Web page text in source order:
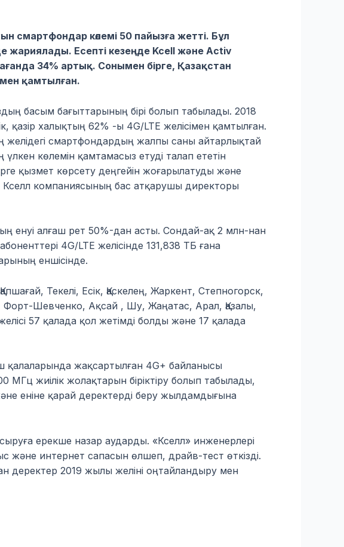
смартфондар көлемі 50 пайызға жетті. Бұл
жариялады. Есепті кезеңде Kcell және Activ
34% артық. Сонымен бірге, Қазақстан
қамтылған.
басым бағыттарының бірі болып табылады. 2018
қазір халықтың 62% -ы 4G/LTE желісімен қамтылған.
желідегі смартфондардың жалпы саны айтарлықтай
көлемін қамтамасыз етуді талап ететін
қызмет көрсету деңгейін жоғарылатуды және
компаниясының бас атқарушы директоры
енуі алғаш рет 50%-дан асты. Сондай-ақ 2 млн-нан
4G/LTE желісінде 131,838 ТБ ғана
еншісінде.
Текелі, Есік, Қаскелең, Жаркент, Степногорск,
Шевченко, Ақсай , Шу, Жаңатас, Арал, Қазалы,
57 қалада қол жетімді болды және 17 қалада
қалаларында жақсартылған 4G+ байланысы
жиілік жолақтарын біріктіру болып табылады,
еніне қарай деректерді беру жылдамдығына
ерекше назар аударды. «Кселл» инженерлері
және интернет сапасын өлшеп, драйв-тест өткізді.
деректер 2019 жылы желіні оңтайландыру мен